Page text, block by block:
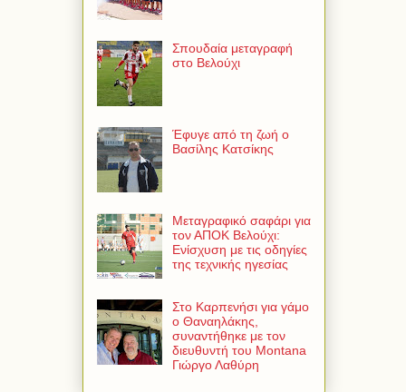
Σπουδαία μεταγραφή
στο Βελούχι
Έφυγε από τη ζωή ο
Βασίλης Κατσίκης
Μεταγραφικό σαφάρι για
τον ΑΠΟΚ Βελούχι:
Ενίσχυση με τις οδηγίες
της τεχνικής ηγεσίας
Στο Καρπενήσι για γάμο
ο Θαναηλάκης,
συναντήθηκε με τον
διευθυντή του Montana
Γιώργο Λαθύρη